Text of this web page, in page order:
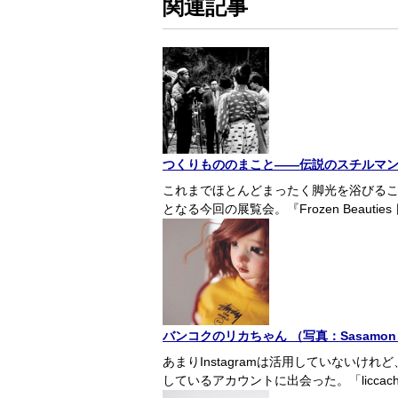
関連記事
つくりもののまこと――伝説のスチルマ
これまでほとんどまったく脚光を浴びる
となる今回の展覧会。『Frozen
バンコクのリカちゃん （写真：
あまりInstagramは活用していないけれ
しているアカウントに出会った。「